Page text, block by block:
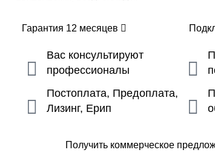
Гарантия 12 месяцев
Вас консультируют
профессионалы
Постоплата, Предоплата,
Лизинг, Ерип
Получить коммерческое